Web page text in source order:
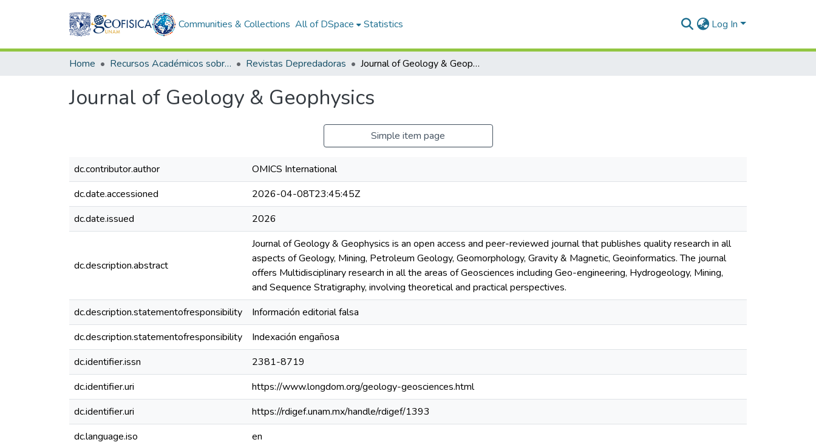
Communities & Collections All of DSpace Statistics Log In
Home Recursos Académicos sobre Publicaciones Científicas Revistas Depredadoras Journal of Geology & Geophysics
Journal of Geology & Geophysics
Simple item page
dc.contributor.author
OMICS International
dc.date.accessioned
2026-04-08T23:45:45Z
dc.date.issued
2026
dc.description.abstract
Journal of Geology & Geophysics is an open access and peer-reviewed journal that publishes quality research in all
aspects of Geology, Mining, Petroleum Geology, Geomorphology, Gravity & Magnetic, Geoinformatics. The journal
offers Multidisciplinary research in all the areas of Geosciences including Geo-engineering, Hydrogeology, Mining,
and Sequence Stratigraphy, involving theoretical and practical perspectives.
dc.description.statementofresponsibility
Información editorial falsa
dc.description.statementofresponsibility
Indexación engañosa
dc.identifier.issn
2381-8719
dc.identifier.uri
https://www.longdom.org/geology-geosciences.html
dc.identifier.uri
https://rdigef.unam.mx/handle/rdigef/1393
dc.language.iso
en